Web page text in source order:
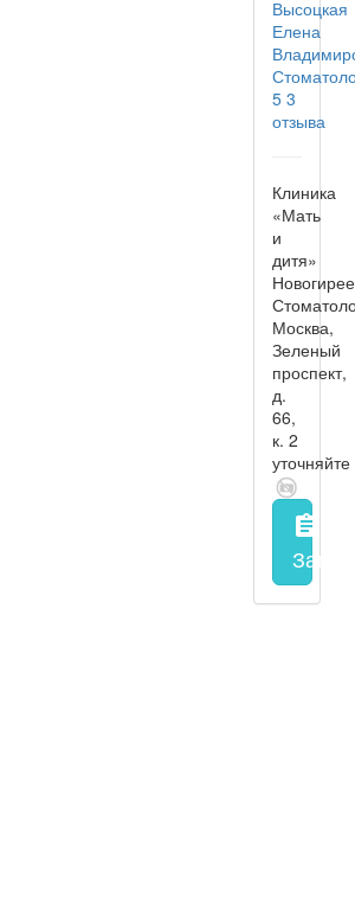
Высоцкая
Елена
Стоматолог
5 3
отзыва
Клиника
«Мать
и
дитя»
Москва,
Зеленый
проспект,
д.
66,
к. 2
уточняйте
assignment